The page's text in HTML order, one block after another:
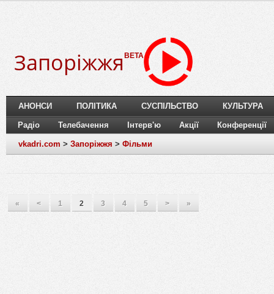
Запоріжжя BETA
АНОНСИ ПОЛІТИКА СУСПІЛЬСТВО КУЛЬТУРА
Радіо Телебачення Інтерв'ю Акції Конференції
vkadri.com > Запоріжжя > Фільми
« < 1 2 3 4 5 > »